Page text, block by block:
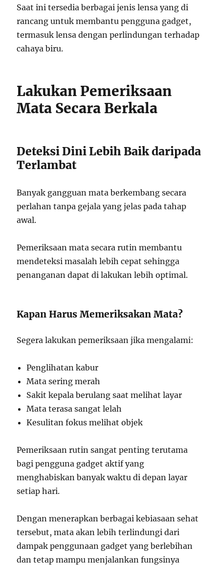
Saat ini tersedia berbagai jenis lensa yang di
rancang untuk membantu pengguna gadget,
termasuk lensa dengan perlindungan terhadap
cahaya biru.
Lakukan Pemeriksaan
Mata Secara Berkala
Deteksi Dini Lebih Baik daripada
Terlambat
Banyak gangguan mata berkembang secara
perlahan tanpa gejala yang jelas pada tahap
awal.
Pemeriksaan mata secara rutin membantu
mendeteksi masalah lebih cepat sehingga
penanganan dapat di lakukan lebih optimal.
Kapan Harus Memeriksakan Mata?
Segera lakukan pemeriksaan jika mengalami:
Penglihatan kabur
Mata sering merah
Sakit kepala berulang saat melihat layar
Mata terasa sangat lelah
Kesulitan fokus melihat objek
Pemeriksaan rutin sangat penting terutama
bagi pengguna gadget aktif yang
menghabiskan banyak waktu di depan layar
setiap hari.
Dengan menerapkan berbagai kebiasaan sehat
tersebut, mata akan lebih terlindungi dari
dampak penggunaan gadget yang berlebihan
dan tetap mampu menjalankan fungsinya